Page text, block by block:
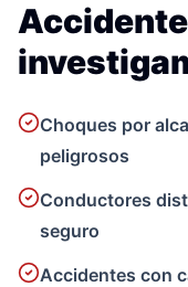
Choques por
peligrosos
Conductores
seguro
Accidentes con